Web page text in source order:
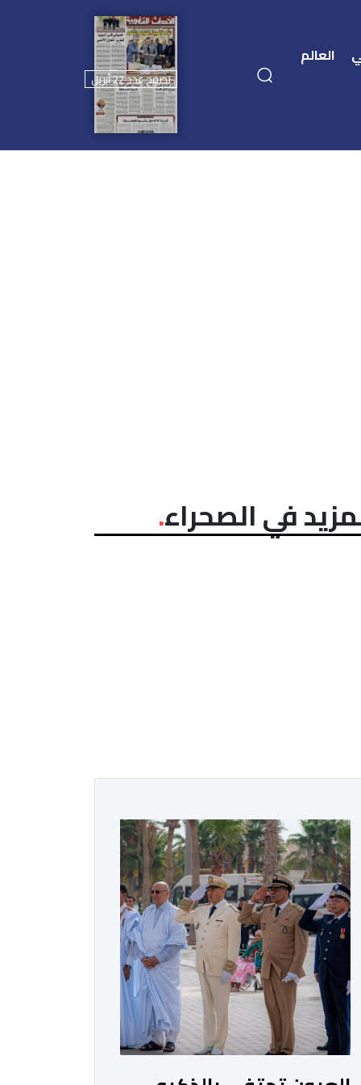
العالم
تصفح عدد 22 أبريل
في الصحراء